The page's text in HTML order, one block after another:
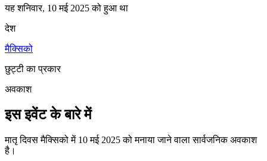
यह शनिवार, 10 मई 2025 को हुआ था
देश
मैक्सिको
छुट्टी का प्रकार
अवकाश
इस इवेंट के बारे में
मातृ दिवस मैक्सिको में 10 मई 2025 को मनाया जाने वाला सार्वजनिक अवकाश
है।